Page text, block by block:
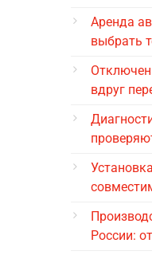
Аренда
выбрать
вдруг
России: